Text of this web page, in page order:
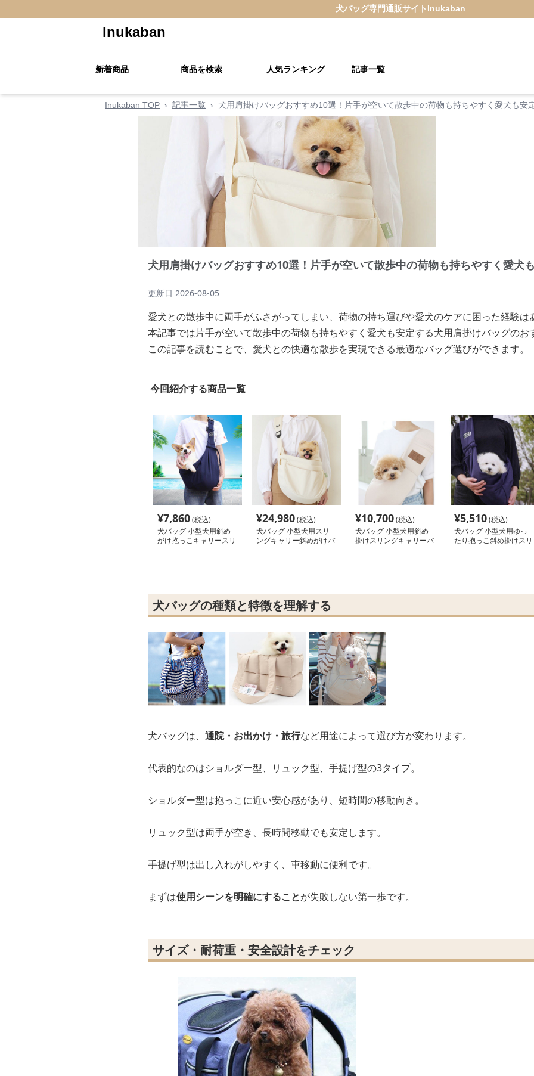
犬バッグ専門通販サイト Inukaban
Inukaban
新着商品 商品を検索 人気ランキング 記事一覧
Inukaban TOP › 記事一覧 › 犬用肩掛けバッグおすすめ10選！片手が空いて散歩中の荷物も持ちやすく愛犬も安
犬用肩掛けバッグおすすめ10選！片手が空いて散歩中の荷物も持ちやすく愛犬
更新日 2026-08-05
愛犬との散歩中に両手がふさがってしまい、荷物の持ち運びや愛犬のケアに困った経験は
本記事では片手が空いて散歩中の荷物も持ちやすく愛犬も安定する犬用肩掛けバッグのお
この記事を読むことで、愛犬との快適な散歩を実現できる最適なバッグ選びができます。
今回紹介する商品一覧
¥7,860(税込)
犬バッグ 小型犬用斜め
がけ抱っこキャリースリ
¥24,980(税込)
犬バッグ 小型犬用スリ
ングキャリー斜めがけバ
¥10,700(税込)
犬バッグ 小型犬用斜め
掛けスリングキャリーバ
¥5,510(税込)
犬バッグ 小型犬用ゆっ
たり抱っこ斜め掛けスリ
犬バッグの種類と特徴を理解する
犬バッグは、 通院・お出かけ・旅行など用途によって選び方が変わります。
代表的なのはショルダー型、リュック型、手提げ型の3タイプ。
ショルダー型は抱っこに近い安心感があり、短時間の移動向き。
リュック型は両手が空き、長時間移動でも安定します。
手提げ型は出し入れがしやすく、車移動に便利です。
まずは使用シーンを明確にすることが失敗しない第一歩です。
サイズ・耐荷重・安全設計をチェック